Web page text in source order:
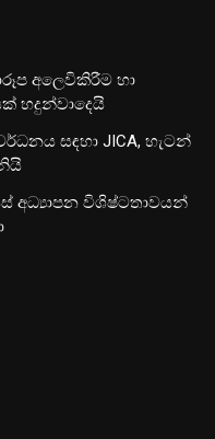
අලෙවිකිරීම හා
හදුන්වාදෙයි
සඳහා JICA, හැටන්
අධ්‍යාපන විශිෂ්ටතාවයන්